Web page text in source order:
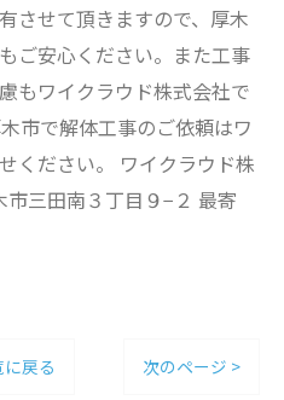
させて頂きますので、厚木
ご安心ください。また工事
もワイクラウド株式会社で
市で解体工事のご依頼はワ
ください。 ワイクラウド株
三田南３丁目９−２ 最寄
戻る 次のページ >